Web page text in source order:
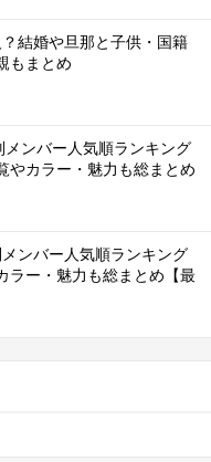
結婚や旦那と子供・国籍
もまとめ
メンバー人気順ランキング
やカラー・魅力も総まとめ
ンバー人気順ランキング
ラー・魅力も総まとめ【最